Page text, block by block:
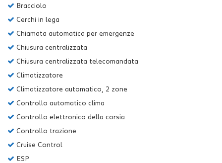
Bracciolo
Cerchi in lega
Chiamata automatica per emergenze
Chiusura centralizzata
Chiusura centralizzata telecomandata
Climatizzatore
Climatizzatore automatico, 2 zone
Controllo automatico clima
Controllo elettronico della corsia
Controllo trazione
Cruise Control
ESP